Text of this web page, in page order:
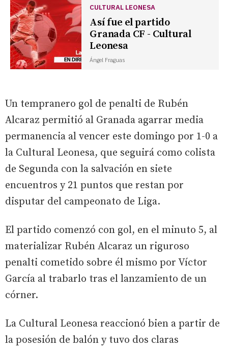
CULTURAL LEONESA
Así fue el partido
Granada CF - Cultural
Leonesa
Ángel Fraguas
Un tempranero gol de penalti de Rubén
Alcaraz permitió al Granada agarrar media
permanencia al vencer este domingo por 1-0 a
la Cultural Leonesa, que seguirá como colista
de Segunda con la salvación en siete
encuentros y 21 puntos que restan por
disputar del campeonato de Liga.
El partido comenzó con gol, en el minuto 5, al
materializar Rubén Alcaraz un riguroso
penalti cometido sobre él mismo por Víctor
García al trabarlo tras el lanzamiento de un
córner.
La Cultural Leonesa reaccionó bien a partir de
la posesión de balón y tuvo dos claras